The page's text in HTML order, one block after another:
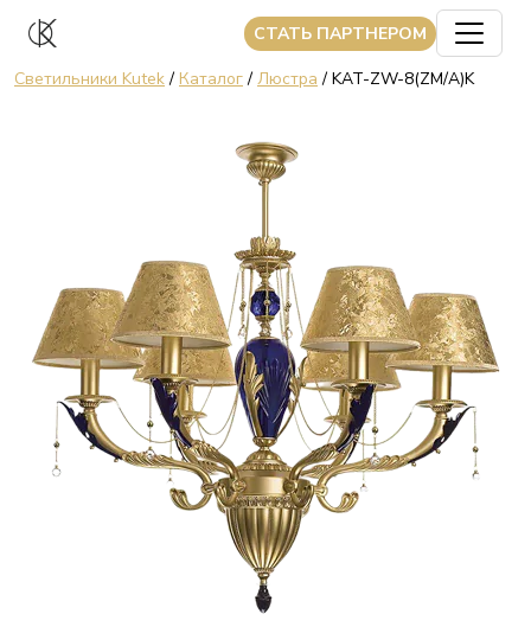
CТАТЬ ПАРТНЕРОМ
Светильники Kutek/ Каталог/ Люстра / KAT-ZW-8(ZM/A)K